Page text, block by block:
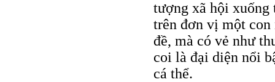
tượng xã hội xuống
trên đơn vị một
đề, mà có vẻ như
coi là đại diện nổi
cá thể.